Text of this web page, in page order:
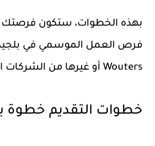
بهذه الخطوات، ستكون فرصتك
فرص العمل الموسمي في
Wouters أو غيرها من الشركات الفلاحية.
خطوات التقديم خطوة